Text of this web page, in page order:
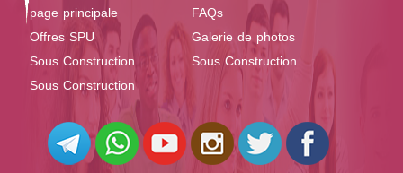
page principale
FAQs
Offres SPU
Galerie de photos
Sous Construction
Sous Construction
Sous Construction